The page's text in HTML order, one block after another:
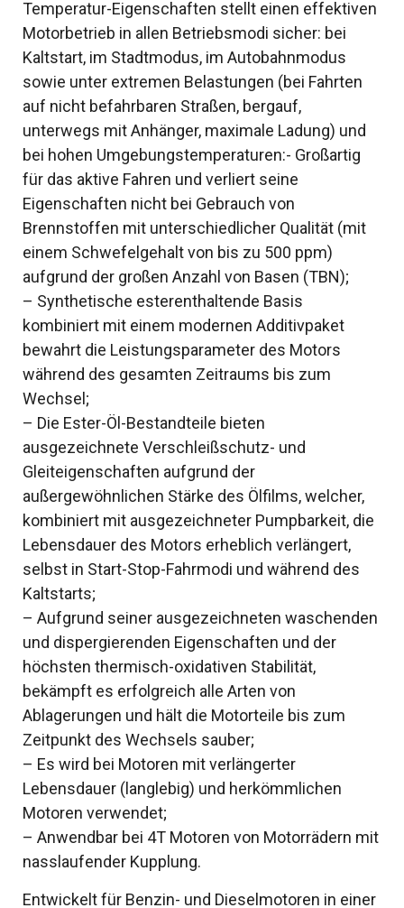
Temperatur-Eigenschaften stellt einen effektiven
Motorbetrieb in allen Betriebsmodi sicher: bei
Kaltstart, im Stadtmodus, im Autobahnmodus
sowie unter extremen Belastungen (bei Fahrten
auf nicht befahrbaren Straßen, bergauf,
unterwegs mit Anhänger, maximale Ladung) und
bei hohen Umgebungstemperaturen:- Großartig
für das aktive Fahren und verliert seine
Eigenschaften nicht bei Gebrauch von
Brennstoffen mit unterschiedlicher Qualität (mit
einem Schwefelgehalt von bis zu 500 ppm)
aufgrund der großen Anzahl von Basen (TBN);
– Synthetische esterenthaltende Basis
kombiniert mit einem modernen Additivpaket
bewahrt die Leistungsparameter des Motors
während des gesamten Zeitraums bis zum
Wechsel;
– Die Ester-Öl-Bestandteile bieten
ausgezeichnete Verschleißschutz- und
Gleiteigenschaften aufgrund der
außergewöhnlichen Stärke des Ölfilms, welcher,
kombiniert mit ausgezeichneter Pumpbarkeit, die
Lebensdauer des Motors erheblich verlängert,
selbst in Start-Stop-Fahrmodi und während des
Kaltstarts;
– Aufgrund seiner ausgezeichneten waschenden
und dispergierenden Eigenschaften und der
höchsten thermisch-oxidativen Stabilität,
bekämpft es erfolgreich alle Arten von
Ablagerungen und hält die Motorteile bis zum
Zeitpunkt des Wechsels sauber;
– Es wird bei Motoren mit verlängerter
Lebensdauer (langlebig) und herkömmlichen
Motoren verwendet;
– Anwendbar bei 4T Motoren von Motorrädern mit
nasslaufender Kupplung.
Entwickelt für Benzin- und Dieselmotoren in einer